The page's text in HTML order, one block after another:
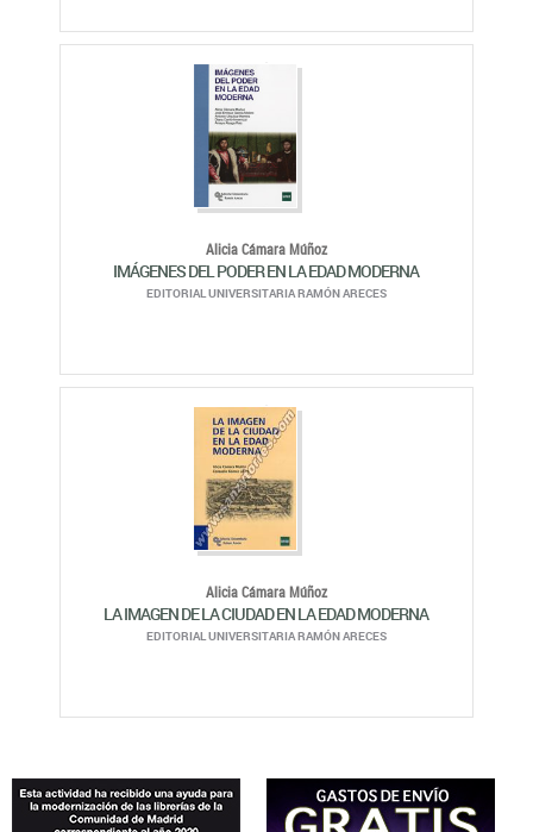
Alicia Cámara Múñoz
IMÁGENES DEL PODER EN LA EDAD MODERNA
EDITORIAL UNIVERSITARIA RAMÓN ARECES
Alicia Cámara Múñoz
LA IMAGEN DE LA CIUDAD EN LA EDAD MODERNA
EDITORIAL UNIVERSITARIA RAMÓN ARECES